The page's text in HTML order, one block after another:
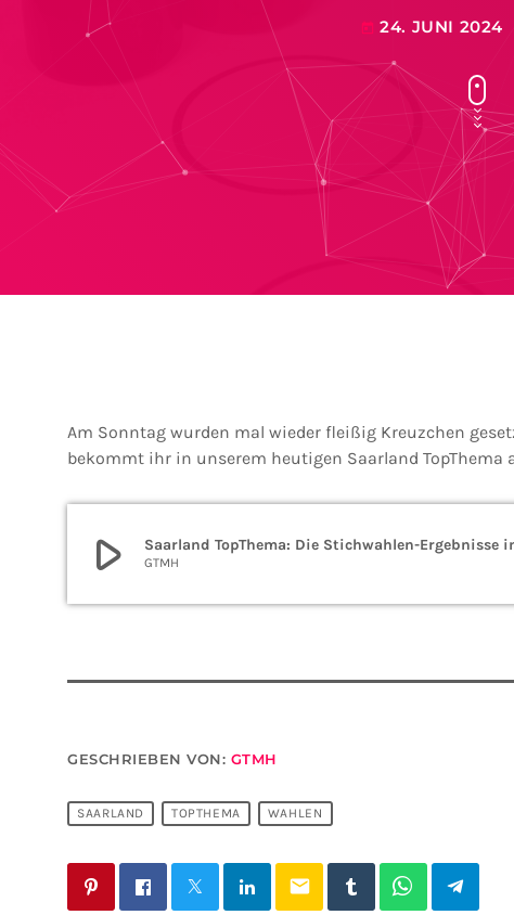
today 24. JUNI 2024
Am Sonntag wurden mal wieder fleißig Kreuzchen
bekommt ihr in unserem heutigen Saarland TopThema
play_arrow Saarland TopThema: Die Stichwahlen-Ergebnisse
GTMH
GESCHRIEBEN VON: GTMH
SAARLAND TOPTHEMA WAHLEN
email